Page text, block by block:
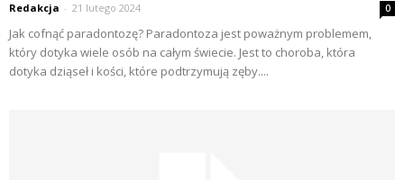
Redakcja - 21 lutego 2024 0
Jak cofnąć paradontozę? Paradontoza jest poważnym problemem,
który dotyka wiele osób na całym świecie. Jest to choroba, która
dotyka dziąseł i kości, które podtrzymują zęby....